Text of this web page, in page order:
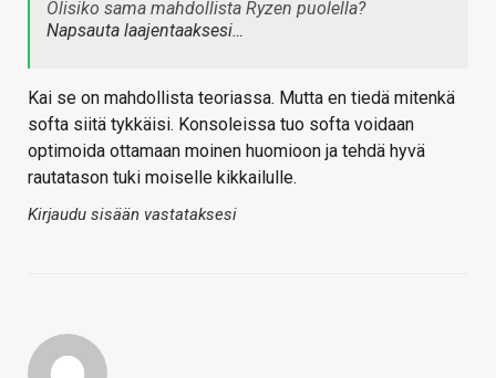
Olisiko sama mahdollista Ryzen puolella?
Napsauta laajentaaksesi…
Kai se on mahdollista teoriassa. Mutta en tiedä mitenkä
softa siitä tykkäisi. Konsoleissa tuo softa voidaan
optimoida ottamaan moinen huomioon ja tehdä hyvä
rautatason tuki moiselle kikkailulle.
Kirjaudu sisään vastataksesi